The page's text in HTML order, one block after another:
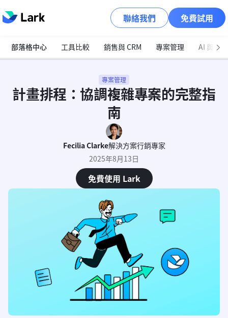
聯絡我們 免費試用
部落格中心 工具比較 銷售與 CRM 專案管理 AI 與自
專案管理
計畫排程：協調複雜專案的完整指
南
Fecilia Clarke解決方案行銷專家
2025年8月13日
免費使用 Lark
了解節目排程的基本原理